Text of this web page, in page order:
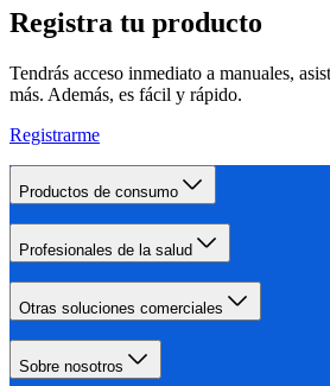
Registra tu producto
Tendrás acceso inmediato a manuales,
más. Además, es fácil y rápido.
Registrarme
Productos de consumo
Profesionales de la salud
Otras soluciones comerciales
Sobre nosotros